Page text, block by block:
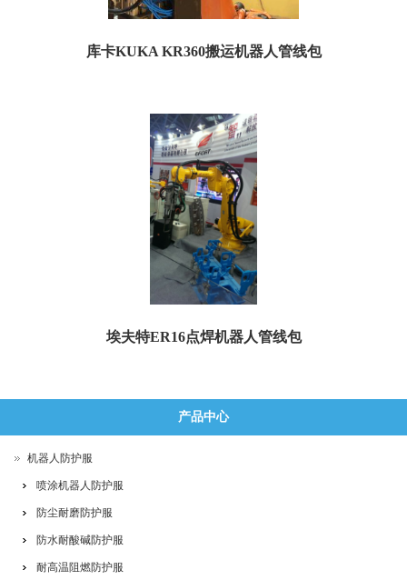
库卡KUKA KR360搬运机器人管线包
磨 适用范围：库卡工业机器人 尺寸...
埃夫特ER16点焊机器人管线包
范围：埃夫特工业机器人 尺寸规格：埃...
产品中心
机器人防护服
喷涂机器人防护服
防尘耐磨防护服
防水耐酸碱防护服
耐高温阻燃防护服